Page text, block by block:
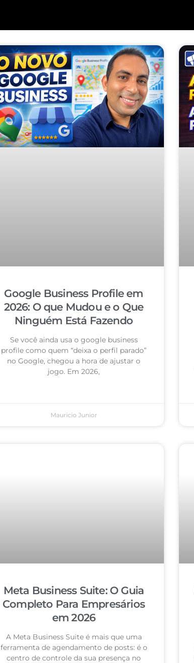
Google Business Profile em
2026: O que Mudou e o Que
Ninguém Está Fazendo
Se você ainda usa o google business
profile como quem “deixa o perfil parado”
no Google, chegou a hora de ajustar o
jogo. Em 2026,
Mauricio Junior
Meta Business Suite: O Guia
Completo Para Empresários
em 2026
A Meta Business Suite é mais que uma
ferramenta de agendamento de posts: é o
centro de controle da sua presença no